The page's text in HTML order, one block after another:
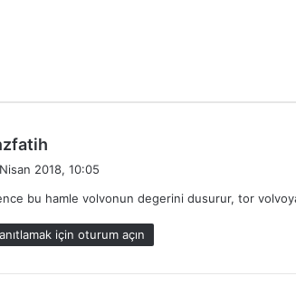
i
k
i
2018, 10:05
bu hamle volvonun degerini dusurur, tor
için oturum açın